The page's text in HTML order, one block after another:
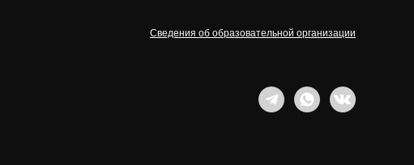
Сведения об образовательной организации